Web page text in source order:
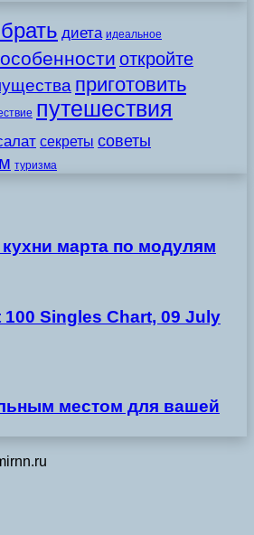
диета идеальное
особенности откройте
приготовить
путешествия
секреты советы
туризма
марта по модулям
Singles Chart, 09 July
местом для вашей